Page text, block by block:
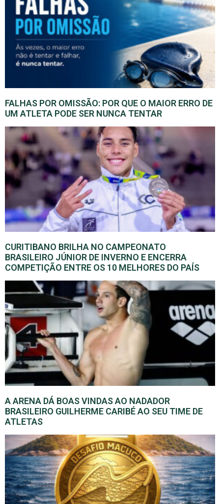
FALHAS POR OMISSÃO: POR QUE O MAIOR ERRO DE
UM ATLETA PODE SER NUNCA TENTAR
CURITIBANO BRILHA NO CAMPEONATO
BRASILEIRO JÚNIOR DE INVERNO E ENCERRA
COMPETIÇÃO ENTRE OS 10 MELHORES DO PAÍS
A ARENA DÁ BOAS VINDAS AO NADADOR
BRASILEIRO GUILHERME CARIBÉ AO SEU TIME DE
ATLETAS